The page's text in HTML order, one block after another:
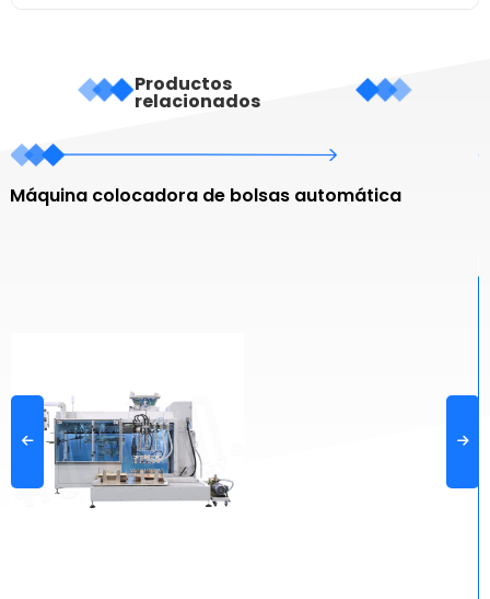
Productos
relacionados
Máquina colocadora de bolsas automática